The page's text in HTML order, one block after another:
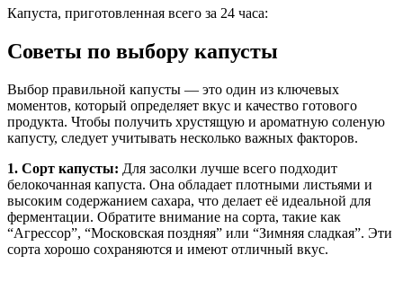
Капуста, приготовленная всего за 24 часа:
Советы по выбору капусты
Выбор правильной капусты — это один из ключевых
моментов, который определяет вкус и качество готового
продукта. Чтобы получить хрустящую и ароматную соленую
капусту, следует учитывать несколько важных факторов.
1. Сорт капусты: Для засолки лучше всего подходит
белокочанная капуста. Она обладает плотными листьями и
высоким содержанием сахара, что делает её идеальной для
ферментации. Обратите внимание на сорта, такие как
“Агрессор”, “Московская поздняя” или “Зимняя сладкая”. Эти
сорта хорошо сохраняются и имеют отличный вкус.